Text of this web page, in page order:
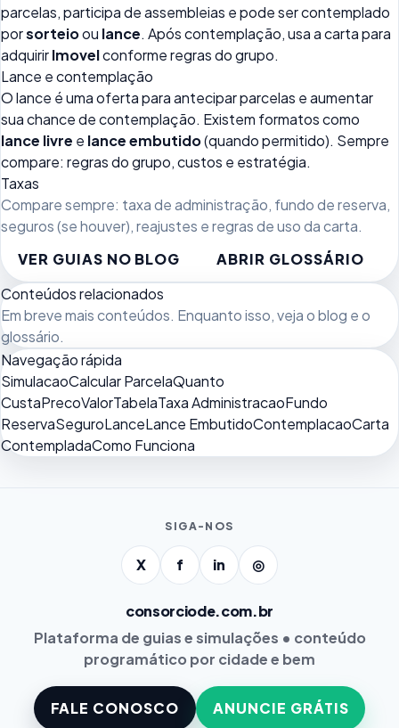
parcelas, participa de assembleias e pode ser contemplado
porsorteioou lance. Após contemplação, usa a carta para
adquirirImovelconforme regras do grupo.
Lance e contemplação
O lance é uma oferta para antecipar parcelas e aumentar
sua chance de contemplação. Existem formatos como
lance livre e lance embutido(quando permitido). Sempre
compare: regras do grupo, custos e estratégia.
Taxas
Compare sempre: taxa de administração, fundo de reserva,
seguros (se houver), reajustes e regras de uso da carta.
VER GUIAS NO BLOG
ABRIR GLOSSÁRIO
Conteúdos relacionados
Em breve mais conteúdos. Enquanto isso, vejao blog e o
glossário.
Navegação rápida
SimulacaoCalcular ParcelaQuanto
CustaPrecoValorTabelaTaxa AdministracaoFundo
ReservaSeguroLanceLance EmbutidoContemplacaoCarta
ContempladaComo Funciona
SIGA-NOS
X f in ◎
consorciode.com.br
Plataforma de guias e simulações • conteúdo
programático por cidade e bem
FALE CONOSCO ANUNCIE GRÁTIS